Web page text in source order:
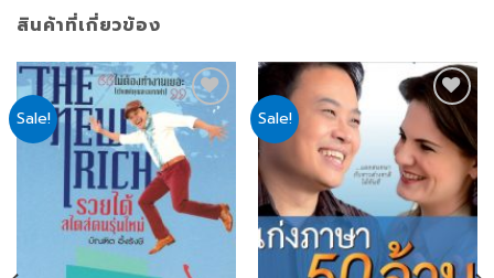
สินค้าที่เกี่ยวข้อง
Sale!
Add
to
wishlist
Sale!
Add
to
wishlist